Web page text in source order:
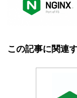
この記事に関連